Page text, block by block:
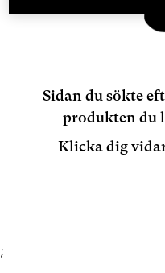
Sidan du sökte
produkten du
Klicka dig
;